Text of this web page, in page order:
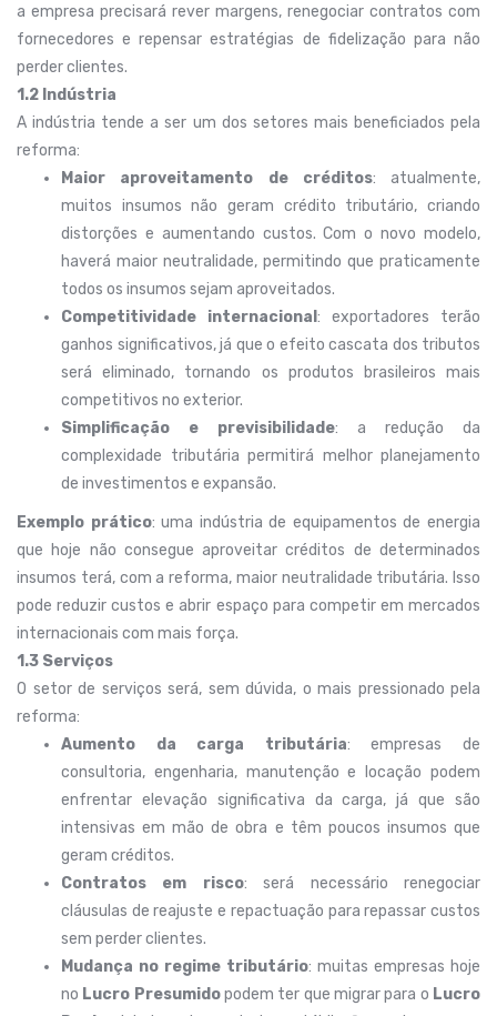
a empresa precisará rever margens, renegociar contratos com
fornecedores e repensar estratégias de fidelização para não
perder clientes.
1.2 Indústria
A indústria tende a ser um dos setores mais beneficiados pela
reforma:
Maior aproveitamento de créditos: atualmente,
muitos insumos não geram crédito tributário, criando
distorções e aumentando custos. Com o novo modelo,
haverá maior neutralidade, permitindo que praticamente
todos os insumos sejam aproveitados.
Competitividade internacional : exportadores terão
ganhos significativos, já que o efeito cascata dos tributos
será eliminado, tornando os produtos brasileiros mais
competitivos no exterior.
Simplificação e previsibilidade: a redução da
complexidade tributária permitirá melhor planejamento
de investimentos e expansão.
Exemplo prático: uma indústria de equipamentos de energia
que hoje não consegue aproveitar créditos de determinados
insumos terá, com a reforma, maior neutralidade tributária. Isso
pode reduzir custos e abrir espaço para competir em mercados
internacionais com mais força.
1.3 Serviços
O setor de serviços será, sem dúvida, o mais pressionado pela
reforma:
Aumento da carga tributária: empresas de
consultoria, engenharia, manutenção e locação podem
enfrentar elevação significativa da carga, já que são
intensivas em mão de obra e têm poucos insumos que
geram créditos.
Contratos em risco: será necessário renegociar
cláusulas de reajuste e repactuação para repassar custos
sem perder clientes.
Mudança no regime tributário: muitas empresas hoje
no Lucro Presumidopodem ter que migrar para o Lucro